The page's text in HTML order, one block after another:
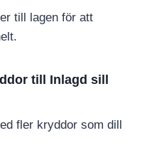
till lagen för att
till Inlagd sill
fler kryddor som dill